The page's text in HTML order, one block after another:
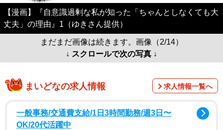
【漫画】『自意識過剰な私が知った「ちゃんとしなくても大
丈夫」の理由』1（ゆきさん提供）
まだまだ画像は続きます。画像（2/14）
↓ スクロールで次の写真 ↓
まいどなの求人情報 求人情報一覧へ
一般事務/交通費支給/1日3時間勤務/週3日〜
OK/20代活躍中